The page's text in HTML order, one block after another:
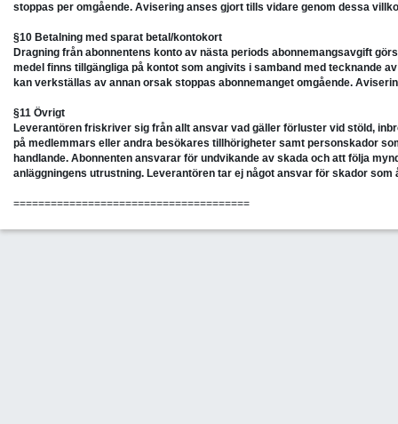
stoppas per omgående. Avisering anses gjort tills vidare genom dessa
§10 Betalning med sparat betal/kontokort
Dragning från abonnentens konto av nästa periods abonnemangsavgift
medel finns tillgängliga på kontot som angivits i samband med tecknande
kan verkställas av annan orsak stoppas abonnemanget omgående.
§11 Övrigt
Leverantören friskriver sig från allt ansvar vad gäller förluster vid stöld,
på medlemmars eller andra besökares tillhörigheter samt personskador
handlande. Abonnenten ansvarar för undvikande av skada och att följa
anläggningens utrustning. Leverantören tar ej något ansvar för skador
======================================